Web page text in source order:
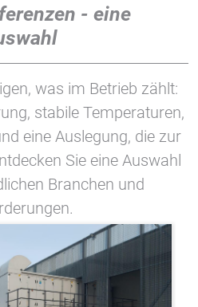
- eine
was im Betrieb zählt:
stabile Temperaturen,
eine Auslegung, die zur
Sie eine Auswahl
Branchen und